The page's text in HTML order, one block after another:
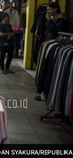
SYAKURA/REPUBLIKA